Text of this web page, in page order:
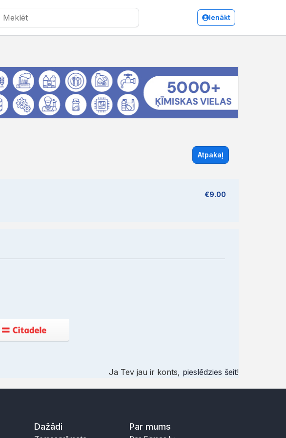
Ienākt
Atpakaļ
€9.00
Ja Tev jau ir konts, pieslēdzies šeit!
Dažādi Par mums